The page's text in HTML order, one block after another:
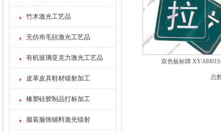
竹木激光工艺品
无仿布毛毡激光工艺品
有机玻璃亚克力激光工艺品
皮革皮具鞋材镭射加工
橡塑硅胶制品打标加工
服装服饰辅料激光镭射
双色板标牌 XY-
总